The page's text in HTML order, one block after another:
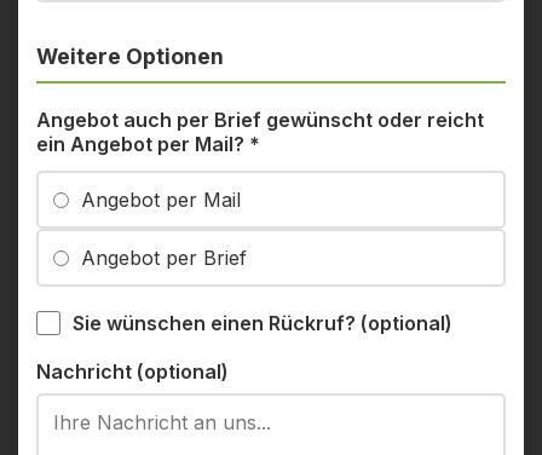
Weitere Optionen
Angebot auch per Brief gewünscht oder reicht
ein Angebot per Mail? *
Angebot per Mail
Angebot per Brief
Sie wünschen einen Rückruf? (optional)
Nachricht (optional)